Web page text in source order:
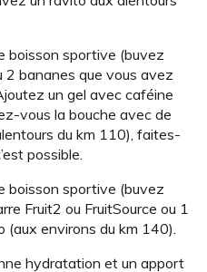
boisson sportive (buvez
bananes que vous avez
un gel avec caféine
vous la bouche avec de
du km 110), faites-
possible.
boisson sportive (buvez
Fruit2 ou FruitSource ou 1
(aux environs du km 140).
hydratation et un apport